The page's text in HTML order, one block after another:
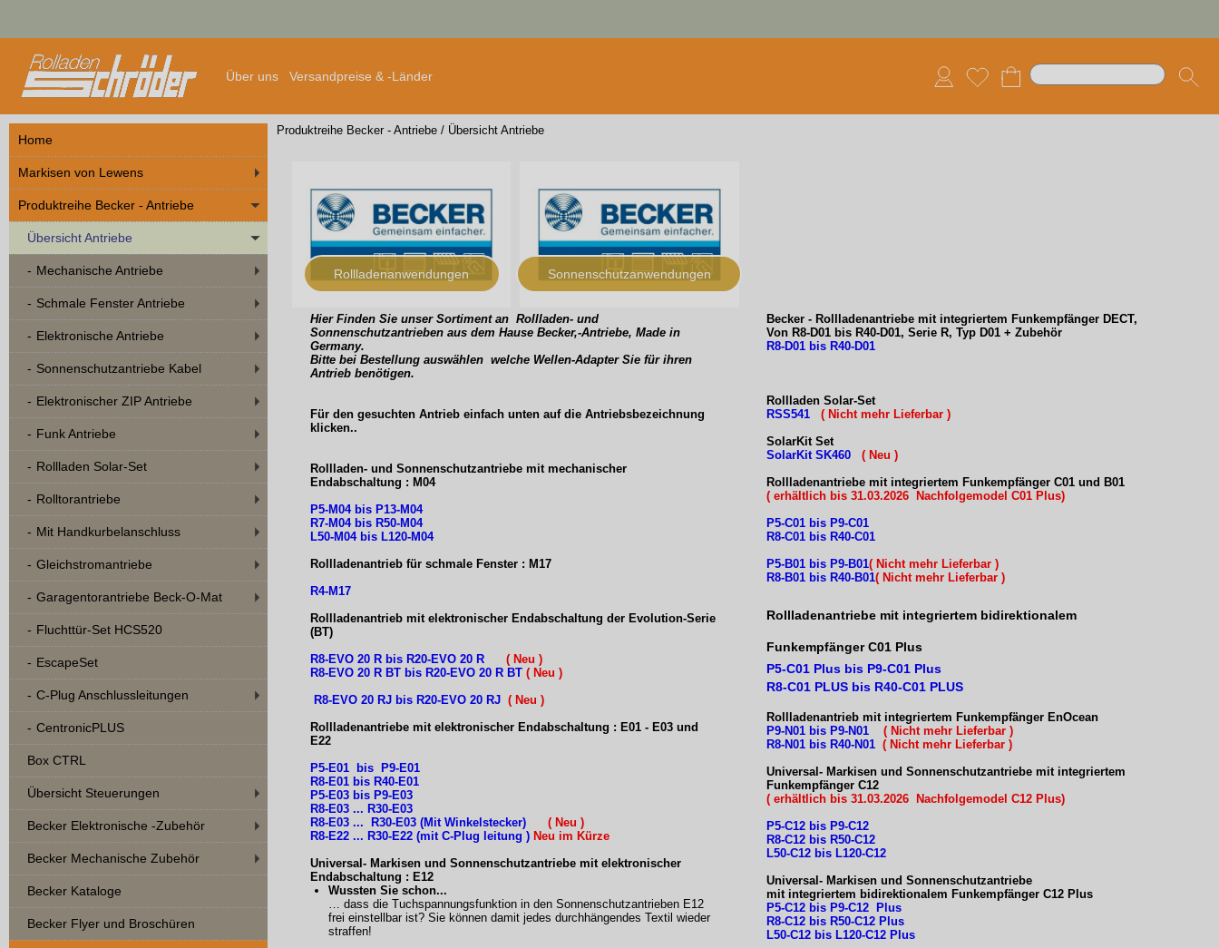
Über uns Versandpreise & -Länder
Home
Markisen von Lewens
Produktreihe Becker - Antriebe
Übersicht Antriebe
Mechanische Antriebe
Schmale Fenster Antriebe
Elektronische Antriebe
Sonnenschutzantriebe Kabel
Elektronischer ZIP Antriebe
Funk Antriebe
Rollladen Solar-Set
Rolltorantriebe
Mit Handkurbelanschluss
Gleichstromantriebe
Garagentorantriebe Beck-O-Mat
Fluchttür-Set HCS520
EscapeSet
C-Plug Anschlussleitungen
CentronicPLUS
Box CTRL
Übersicht Steuerungen
Becker Elektronische -Zubehör
Becker Mechanische Zubehör
Becker Kataloge
Becker Flyer und Broschüren
Produktreihe Becker - Antriebe / Übersicht Antriebe
Rollladenanwendungen Sonnenschutzanwendungen
Hier Finden Sie unser Sortiment an Rollladen- und
Sonnenschutzantrieben aus dem Hause Becker,-Antriebe, Made in
Germany.
Bitte bei Bestellung auswählen welche Wellen-Adapter Sie für ihren
Antrieb benötigen.
Für den gesuchten Antrieb einfach unten auf die Antriebsbezeichnung
klicken..
Rollladen- und Sonnenschutzantriebe mit mechanischer
Endabschaltung : M04
P5-M04 bis P13-M04
R7-M04 bis R50-M04
L50-M04 bis L120-M04
Rollladenantrieb für schmale Fenster : M17
R4-M17
Rollladenantrieb mit elektronischer Endabschaltung der Evolution-Serie
(BT)
R8-EVO 20 R bis R20-EVO 20 R ( Neu )
R8-EVO 20 R BT bis R20-EVO 20 R BT ( Neu )
R8-EVO 20 RJ bis R20-EVO 20 RJ ( Neu )
Rollladenantriebe mit elektronischer Endabschaltung : E01 - E03 und
E22
P5-E01 bis P9-E01
R8-E01 bis R40-E01
P5-E03 bis P9-E03
R8-E03 ... R30-E03
R8-E03 ... R30-E03 (Mit Winkelstecker)
( Neu )
R8-E22 ... R30-E22 (mit C-Plug leitung ) Neu im Kürze
Universal- Markisen und Sonnenschutzantriebe mit elektronischer
Endabschaltung : E12
Wussten Sie schon...
… dass die Tuchspannungsfunktion in den Sonnenschutzantrieben E12
frei einstellbar ist? Sie können damit jedes durchhängendes Textil wieder
straffen!
Becker - Rollladenantriebe mit integriertem Funkempfänger DECT,
Von R8-D01 bis R40-D01, Serie R, Typ D01 + Zubehör
R8-D01 bis R40-D01
Rollladen Solar-Set
RSS541
( Nicht mehr Lieferbar )
SolarKit Set
SolarKit SK460
( Neu )
Rollladenantriebe mit integriertem Funkempfänger C01 und B01
( erhältlich bis 31.03.2026 Nachfolgemodel C01 Plus)
P5-C01 bis P9-C01
R8-C01 bis R40-C01
P5-B01 bis P9-B01( Nicht mehr Lieferbar )
R8-B01 bis R40-B01( Nicht mehr Lieferbar )
Rollladenantriebe mit integriertem bidirektionalem
Funkempfänger C01 Plus
P5-C01 Plus bis P9-C01 Plus
R8-C01 PLUS bis R40-C01 PLUS
Rollladenantrieb mit integriertem Funkempfänger EnOcean
P9-N01 bis P9-N01 ( Nicht mehr Lieferbar )
R8-N01 bis R40-N01 ( Nicht mehr Lieferbar )
Universal- Markisen und Sonnenschutzantriebe mit integriertem
Funkempfänger C12
( erhältlich bis 31.03.2026 Nachfolgemodel C12 Plus)
P5-C12 bis P9-C12
R8-C12 bis R50-C12
L50-C12 bis L120-C12
Universal- Markisen und Sonnenschutzantriebe
mit integriertem bidirektionalem Funkempfänger C12 Plus
P5-C12 bis P9-C12 Plus
R8-C12 bis R50-C12 Plus
L50-C12 bis L120-C12 Plus